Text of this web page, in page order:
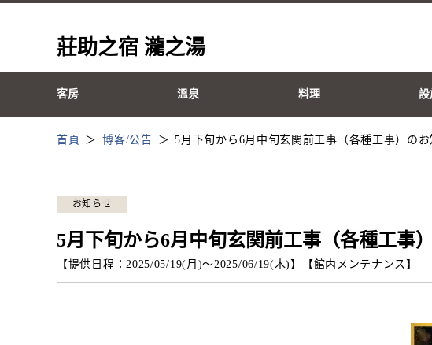
莊助之宿 瀧之湯
客房 溫泉 料理 設
首頁 博客/公告 5月下旬から6月中旬玄関前工事（各種工事）のお
お知らせ
5月下旬から6月中旬玄関前工事（各種工事
【提供日程：2025/05/19(月)〜2025/06/19(木) 】 【館内メンテナンス 】